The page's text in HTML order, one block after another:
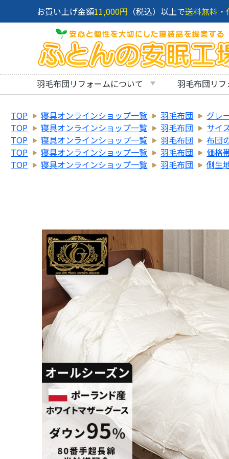
お買い上げ金額11,000円 （税込）以上で送料無料・
羽毛布団リフォームについて 羽毛布団リ
TOP 寝具オンラインショップ一覧 羽毛布団
グレ
TOP
寝具オンラインショップ一覧 羽毛布団
サイ
TOP
寝具オンラインショップ一覧 羽毛布団
布団
TOP
寝具オンラインショップ一覧 羽毛布団
価格
TOP
寝具オンラインショップ一覧 羽毛布団 側生